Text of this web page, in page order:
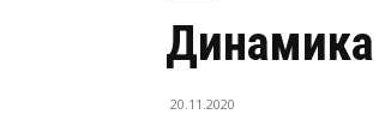
Динамика
20.11.2020